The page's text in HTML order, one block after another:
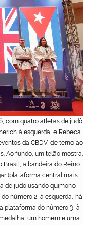
com quatro atletas de judô
à esquerda, e Rebeca
da CBDV, de terno ao
Ao fundo, um telão mostra,
Brasil, a bandeira do Reino
(plataforma central mais
de judô usando quimono
número 2, à esquerda, há
plataforma do número 3, à
um homem e uma